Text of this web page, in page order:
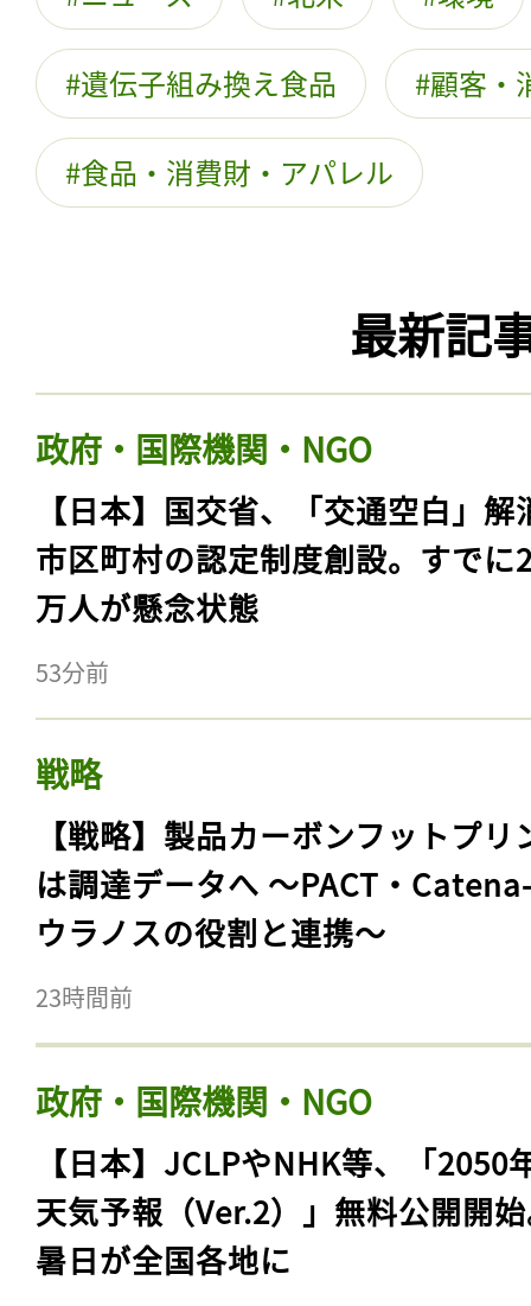
遺伝子組み換え食品 顧客・
食品・消費財・アパレル
最新記
政府・国際機関・NGO
【日本】国交省、「交通空白」解
市区町村の認定制度創設。すでに
万人が懸念状態
53分前
戦略
【戦略】製品カーボンフットプリ
は調達データへ 〜PACT・
ウラノスの役割と連携〜
23時間前
政府・国際機関・NGO
【日本】JCLPやNHK等、「2050
天気予報（Ver.2）」無料公開開
暑日が全国各地に